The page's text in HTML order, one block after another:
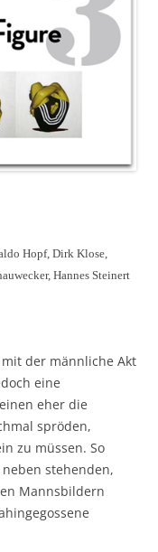
Hopf, Dirk Klose,
Hannes Steinert
der männliche Akt
eine
eher die
spröden,
zu müssen. So
stehenden,
Mannsbildern